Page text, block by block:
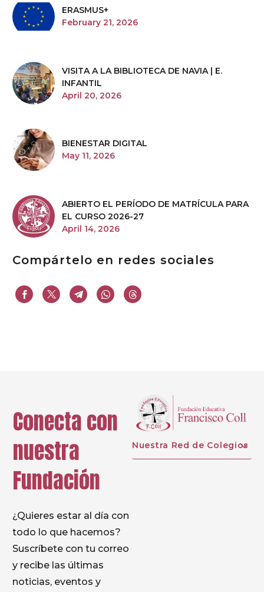
ERASMUS+
February 21, 2026
VISITA A LA BIBLIOTECA DE NAVIA | E.
INFANTIL
April 20, 2026
BIENESTAR DIGITAL
May 11, 2026
ABIERTO EL PERÍODO DE MATRÍCULA PARA
EL CURSO 2026-27
April 14, 2026
Compártelo en redes sociales
Conecta con
nuestra
Fundación
¿Quieres estar al día con
todo lo que hacemos?
Suscríbete con tu correo
y recibe las últimas
noticias, eventos y
Nuestra Red de Colegios